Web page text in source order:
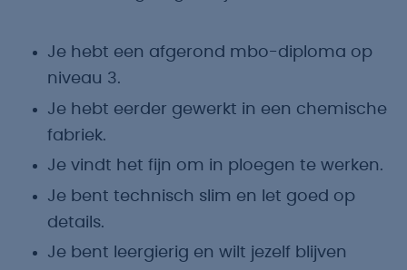
Je hebt een afgerond mbo-diploma op
niveau 3.
Je hebt eerder gewerkt in een chemische
fabriek.
Je vindt het fijn om in ploegen te werken.
Je bent technisch slim en let goed op
details.
Je bent leergierig en wilt jezelf blijven